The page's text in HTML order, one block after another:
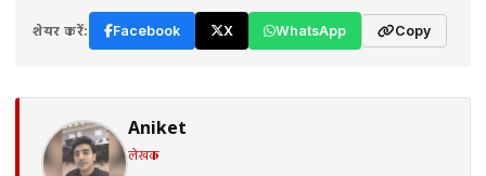
शेयर करें: Facebook X WhatsApp Copy
Aniket
लेखक